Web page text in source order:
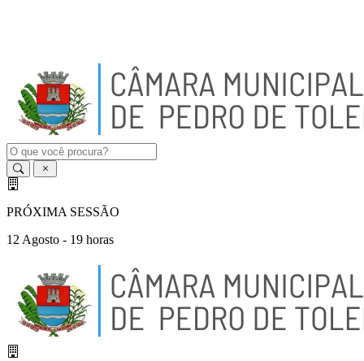
PRÓXIMA SESSÃO
12 Agosto - 19 horas